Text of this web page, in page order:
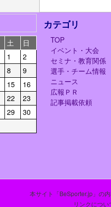
土
日
1
2
8
9
15
16
22
23
29
30
カテゴリ
TOP
イベント・大会
セミナ・教育関係
選手・チーム情報
ニュース
広報ＰＲ
記事掲載依頼
本サイト「BeSporter.jp」の
リンクについ